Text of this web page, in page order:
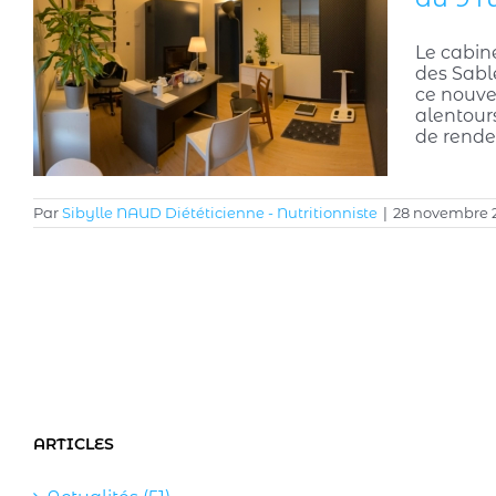
Le
des
ce
de
ParSibylle NAUD Diététicienne - Nutritionniste | 28 novembre
ARTICLES